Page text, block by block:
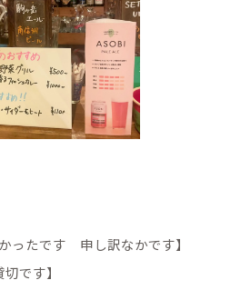
ったです 申し訳なかです】
です】